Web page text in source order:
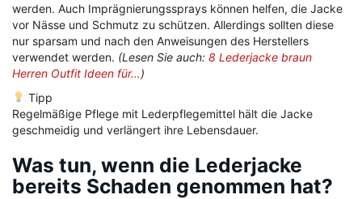
werden. Auch Imprägnierungssprays können helfen, die Jacke
vor Nässe und Schmutz zu schützen. Allerdings sollten diese
nur sparsam und nach den Anweisungen des Herstellers
verwendet werden. (Lesen Sie auch: 8 Lederjacke braun
Herren Outfit Ideen für…)
Tipp
Regelmäßige Pflege mit Lederpflegemittel hält die Jacke
geschmeidig und verlängert ihre Lebensdauer.
Was tun, wenn die Lederjacke
bereits Schaden genommen hat?